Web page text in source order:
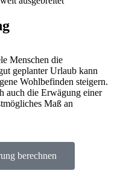
Menschen die
geplanter Urlaub kann
Wohlbefinden steigern.
auch die Erwägung einer
Maß an
berechnen